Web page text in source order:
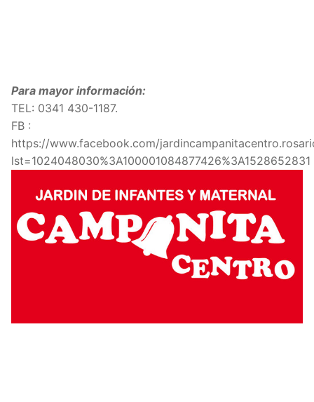
Para mayor información:
TEL: 0341 430-1187.
FB :
https://www.facebook.com/
lst=1024048030%3A100001084877426%3A1528652831